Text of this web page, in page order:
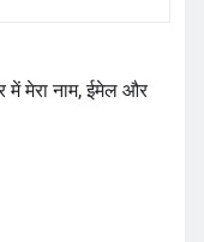
में मेरा नाम, ईमेल और